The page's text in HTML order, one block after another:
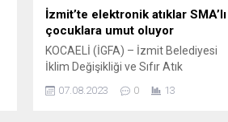
İzmit’te elektronik atıklar SMA’lı
çocuklara umut oluyor
KOCAELİ (İGFA) – İzmit Belediyesi
İklim Değişikliği ve Sıfır Atık
Müdürlüğü geri dönüşüm
çalışmalarına bir yenisini daha
07.08.2023 0 13